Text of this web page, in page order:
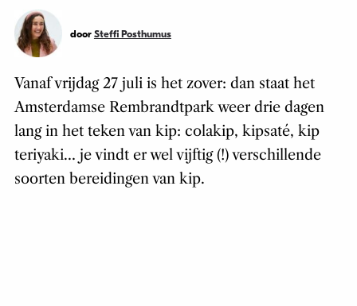
door Steffi Posthumus
Vanaf vrijdag 27 juli is het zover: dan staat het
Amsterdamse Rembrandtpark weer drie dagen
lang in het teken van kip: colakip, kipsaté, kip
teriyaki… je vindt er wel vijftig (!) verschillende
soorten bereidingen van kip.